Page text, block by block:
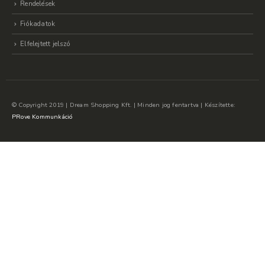
Rendelések
Fiókadatok
Elfelejtett jelszó
© Copyright 2019 | Dream Shopping Kft. | Minden jog fentartva | Készítette:
PRove Kommunkáció